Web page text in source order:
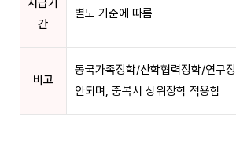
지급기
간
별도 기준에 따름
비고
동국가족장학/산학협력장학/연구
안되며, 중복시 상위장학 적용함